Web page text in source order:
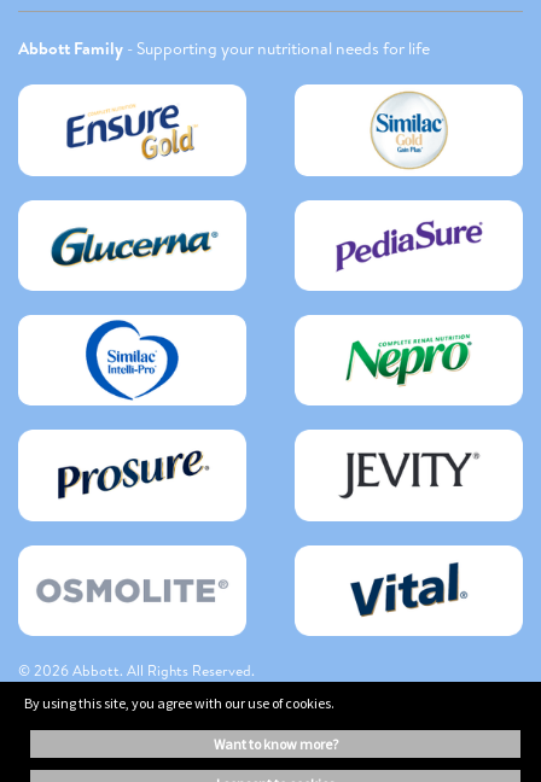
Abbott Family - Supporting your nutritional needs for life
© 2026 Abbott. All Rights Reserved.
The information on this website is provided for educational purposes only. It is
not a substitute for independent professional advice. Always consult your
By using this site, you agree with our use of cookies.
want to know more?